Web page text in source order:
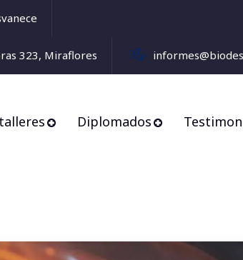
323, Miraflores
Diplomados